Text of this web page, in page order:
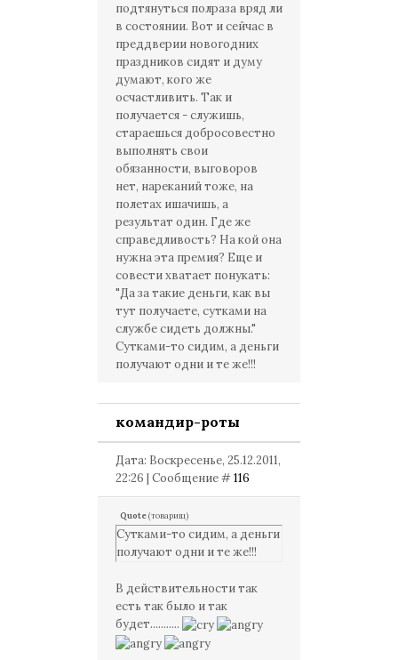
подтянуться полраза вряд ли
в состоянии. Вот и сейчас в
преддверии новогодних
праздников сидят и думу
думают, кого же
осчастливить. Так и
получается - служишь,
стараешься добросовестно
выполнять свои
обязанности, выговоров
нет, нареканий тоже, на
полетах ишачишь, а
результат один. Где же
справедливость? На кой она
нужна эта премия? Еще и
совести хватает понукать:
"Да за такие деньги, как вы
тут получаете, сутками на
службе сидеть должны."
Сутками-то сидим, а деньги
получают одни и те же!!!
командир-роты
Дата: Воскресенье, 25.12.2011,
22:26 | Сообщение #116
Quote(товарищ)
Сутками-то сидим, а деньги
получают одни и те же!!!
В действительности так
есть так было и так
будет...........